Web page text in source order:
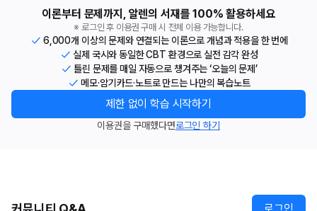
이론부터 문제까지, 알렌의 서재를 100% 활용하세요
※ 로그인 후 이용권 구매 시 전체 이용 가능합니다.
6,000개 이상의 문제와 연결되는 이론으로 개념과 적용을 한 번에
실제 국시와 동일한 CBT 환경으로 실전 감각 완성
틀린 문제를 매일 자동으로 챙겨주는 ‘오늘의 문제’
메모·암기카드·노트로 만드는 나만의 복습노트
제한 없이 학습 시작하기
이용권을 구매했다면로그인 하기
로그인